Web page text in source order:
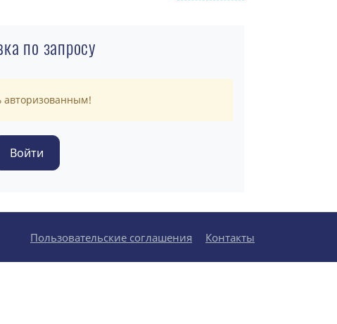
по запросу
авторизованным!
Пользовательские соглашения Контакты